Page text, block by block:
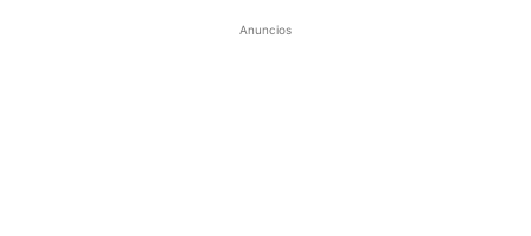
Anuncios